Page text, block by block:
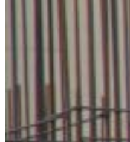
Vårt kundprogram – ju
Vi erbjuder fyra tydliga nivåer